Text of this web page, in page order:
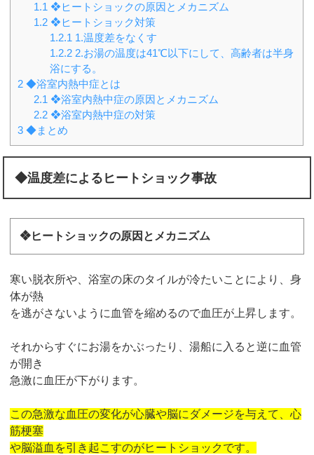
1.1 ❖ヒートショックの原因とメカニズム
1.2 ❖ヒートショック対策
1.2.1 1.温度差をなくす
1.2.2 2.お湯の温度は41℃以下にして、高齢者は半身
浴にする。
2 ◆浴室内熱中症とは
2.1 ❖浴室内熱中症の原因とメカニズム
2.2 ❖浴室内熱中症の対策
3 ◆まとめ
◆温度差によるヒートショック事故
❖ヒートショックの原因とメカニズム
寒い脱衣所や、浴室の床のタイルが冷たいことにより、身
体が熱
を逃がさないように血管を縮めるので血圧が上昇します。
それからすぐにお湯をかぶったり、湯船に入ると逆に血管
が開き
急激に血圧が下がります。
この急激な血圧の変化が心臓や脳にダメージを与えて、心
筋梗塞
や脳溢血を引き起こすのがヒートショックです。